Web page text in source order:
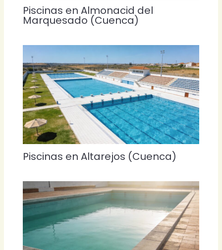
Piscinas en Almonacid del
Marquesado (Cuenca)
Piscinas en Altarejos (Cuenca)